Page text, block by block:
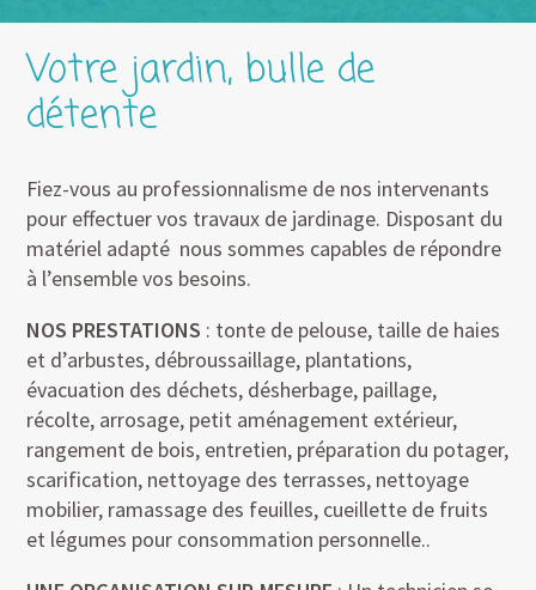
Votre jardin, bulle de
détente
Fiez-vous au professionnalisme de nos intervenants
pour effectuer vos travaux de jardinage. Disposant du
matériel adapté nous sommes capables de répondre
à l’ensemble vos besoins.
NOS PRESTATIONS : tonte de pelouse, taille de haies
et d’arbustes, débroussaillage, plantations,
évacuation des déchets, désherbage, paillage,
récolte, arrosage, petit aménagement extérieur,
rangement de bois, entretien, préparation du potager,
scarification, nettoyage des terrasses, nettoyage
mobilier, ramassage des feuilles, cueillette de fruits
et légumes pour consommation personnelle..